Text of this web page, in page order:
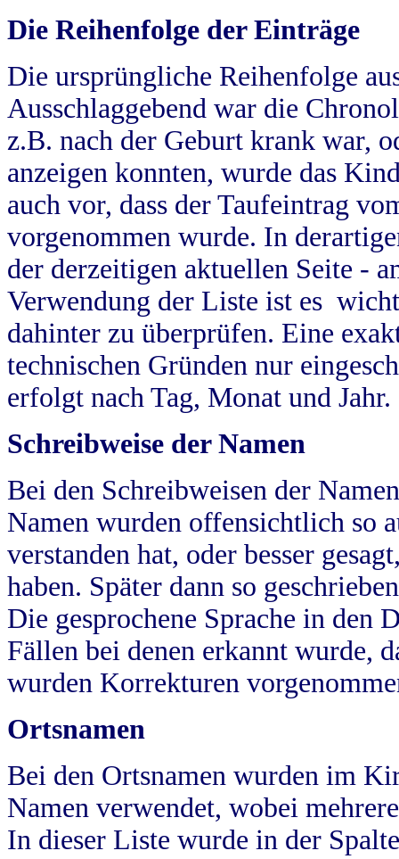
Die Reihenfolge der Einträge
Die ursprüngliche Reihenfolge
Ausschlaggebend war die
z.B. nach der Geburt krank war,
anzeigen konnten, wurde das
auch vor, dass der Taufeintrag
vorgenommen wurde. In
der derzeitigen aktuellen Seite -
Verwendung der Liste ist es
dahinter zu überprüfen. Eine
technischen Gründen nur
erfolgt nach Tag, Monat und Jahr.
Schreibweise der Namen
Bei den Schreibweisen der
Namen wurden offensichtlich so
verstanden hat, oder besser
haben. Später dann so
Die gesprochene Sprache in
Fällen bei denen erkannt wurde,
wurden Korrekturen
Ortsnamen
Bei den Ortsnamen wurden im
Namen verwendet, wobei
In dieser Liste wurde in der